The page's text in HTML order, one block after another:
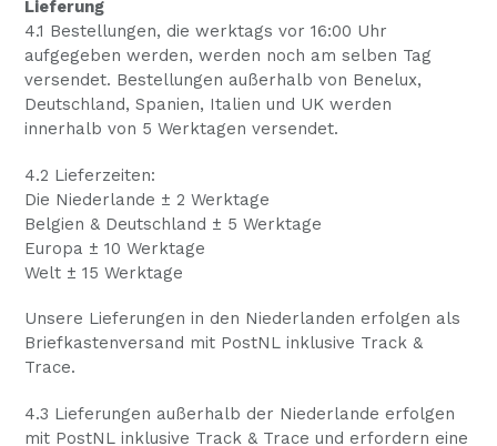
Lieferung
4.1 Bestellungen, die werktags vor 16:00 Uhr
aufgegeben werden, werden noch am selben Tag
versendet. Bestellungen außerhalb von Benelux,
Deutschland, Spanien, Italien und UK werden
innerhalb von 5 Werktagen versendet.
4.2 Lieferzeiten:
Die Niederlande ± 2 Werktage
Belgien & Deutschland ± 5 Werktage
Europa ± 10 Werktage
Welt ± 15 Werktage
Unsere Lieferungen in den Niederlanden erfolgen als
Briefkastenversand mit PostNL inklusive Track &
Trace.
4.3 Lieferungen außerhalb der Niederlande erfolgen
mit PostNL inklusive Track & Trace und erfordern eine